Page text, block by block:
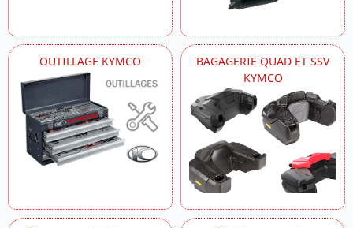
OUTILLAGE KYMCO
BAGAGERIE QUAD ET SSV
KYMCO